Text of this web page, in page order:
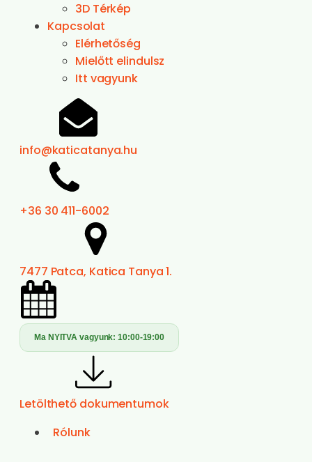
3D Térkép
Kapcsolat
Elérhetőség
Mielőtt elindulsz
Itt vagyunk
info@katicatanya.hu
+36 30 411-6002
7477 Patca, Katica Tanya 1.
Ma NYITVA vagyunk:10:00-19:00
Letölthető dokumentumok
Rólunk